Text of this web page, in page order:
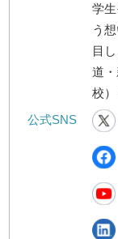
学
う
目
道
校）
公式SNS